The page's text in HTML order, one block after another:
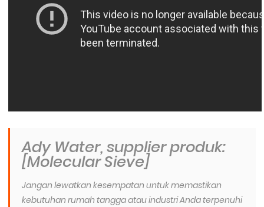
Ady Water, supplier produk:
[Molecular Sieve]
Jangan lewatkan kesempatan untuk memastikan
kebutuhan rumah tangga atau industri Anda terpenuhi